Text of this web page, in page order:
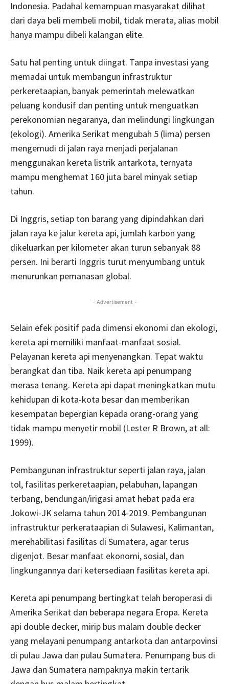
Indonesia. Padahal kemampuan masyarakat dilihat
dari daya beli membeli mobil, tidak merata, alias mobil
hanya mampu dibeli kalangan elite.
Satu hal penting untuk diingat. Tanpa investasi yang
memadai untuk membangun infrastruktur
perkeretaapian, banyak pemerintah melewatkan
peluang kondusif dan penting untuk menguatkan
perekonomian negaranya, dan melindungi lingkungan
(ekologi). Amerika Serikat mengubah 5 (lima) persen
mengemudi di jalan raya menjadi perjalanan
menggunakan kereta listrik antarkota, ternyata
mampu menghemat 160 juta barel minyak setiap
tahun.
Di Inggris, setiap ton barang yang dipindahkan dari
jalan raya ke jalur kereta api, jumlah karbon yang
dikeluarkan per kilometer akan turun sebanyak 88
persen. Ini berarti Inggris turut menyumbang untuk
menurunkan pemanasan global.
- Advertisement -
Selain efek positif pada dimensi ekonomi dan ekologi,
kereta api memiliki manfaat-manfaat sosial.
Pelayanan kereta api menyenangkan. Tepat waktu
berangkat dan tiba. Naik kereta api penumpang
merasa tenang. Kereta api dapat meningkatkan mutu
kehidupan di kota-kota besar dan memberikan
kesempatan bepergian kepada orang-orang yang
tidak mampu menyetir mobil (Lester R Brown, at all:
1999).
Pembangunan infrastruktur seperti jalan raya, jalan
tol, fasilitas perkeretaapian, pelabuhan, lapangan
terbang, bendungan/irigasi amat hebat pada era
Jokowi-JK selama tahun 2014-2019. Pembangunan
infrastruktur perkerataapian di Sulawesi, Kalimantan,
merehabilitasi fasilitas di Sumatera, agar terus
digenjot. Besar manfaat ekonomi, sosial, dan
lingkungannya dari ketersediaan fasilitas kereta api.
Kereta api penumpang bertingkat telah beroperasi di
Amerika Serikat dan beberapa negara Eropa. Kereta
api double decker, mirip bus malam double decker
yang melayani penumpang antarkota dan antarpovinsi
di pulau Jawa dan pulau Sumatera. Penumpang bus di
Jawa dan Sumatera nampaknya makin tertarik